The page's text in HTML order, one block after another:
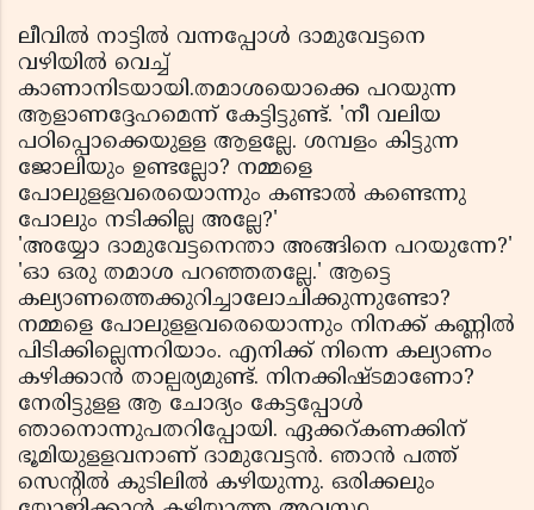
ലീവില്‍ നാട്ടില്‍ വന്നപ്പോള്‍ ദാമുവേട്ടനെ
വഴിയില്‍ വെച്ച്
കാണാനിടയായി.തമാശയൊക്കെ പറയുന്ന
ആളാണദ്ദേഹമെന്ന് കേട്ടിട്ടുണ്ട്. 'നീ വലിയ
പഠിപ്പൊക്കെയുളള ആളല്ലേ. ശമ്പളം കിട്ടുന്ന
ജോലിയും ഉണ്ടല്ലോ? നമ്മളെ
പോലുളളവരെയൊന്നും കണ്ടാല്‍ കണ്ടെന്നു
പോലും നടിക്കില്ല അല്ലേ?'
'അയ്യോ ദാമുവേട്ടനെന്താ അങ്ങിനെ പറയുന്നേ?'
'ഓ ഒരു തമാശ പറഞ്ഞതല്ലേ.' ആട്ടെ
കല്യാണത്തെക്കുറിച്ചാലോചിക്കുന്നുണ്ടോ?
നമ്മളെ പോലുളളവരെയൊന്നും നിനക്ക് കണ്ണില്‍
പിടിക്കില്ലെന്നറിയാം. എനിക്ക് നിന്നെ കല്യാണം
കഴിക്കാന്‍ താല്പര്യമുണ്ട്. നിനക്കിഷ്ടമാണോ?
നേരിട്ടുളള ആ ചോദ്യം കേട്ടപ്പോള്‍
ഞാനൊന്നുപതറിപ്പോയി. ഏക്കറ്കണക്കിന്
ഭൂമിയുളളവനാണ് ദാമുവേട്ടന്‍. ഞാന്‍ പത്ത്
സെന്റില്‍ കുടിലില്‍ കഴിയുന്നു. ഒരിക്കലും